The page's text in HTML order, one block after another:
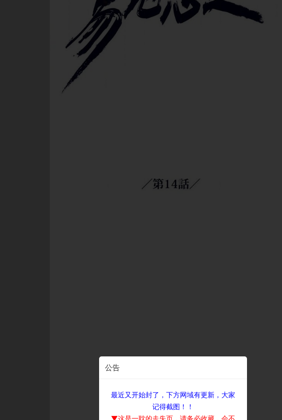
公告
最近又开始封了，下方网域有更新，大家
记得截图！！
▼这是一耽的走失页，请务必收藏，会不